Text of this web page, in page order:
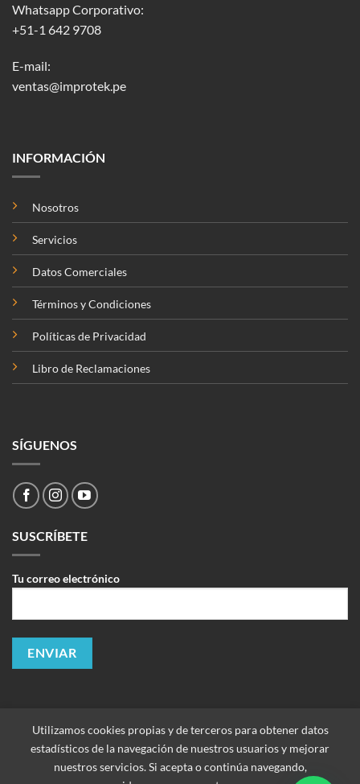
Whatsapp Corporativo:
+51-1 642 9708
E-mail:
ventas@improtek.pe
INFORMACIÓN
Nosotros
Servicios
Datos Comerciales
Términos y Condiciones
Políticas de Privacidad
Libro de Reclamaciones
SÍGUENOS
SUSCRÍBETE
Tu correo electrónico
Utilizamos cookies propias y de terceros para obtener datos
estadísticos de la navegación de nuestros usuarios y mejorar
nuestros servicios. Si acepta o continúa navegando,